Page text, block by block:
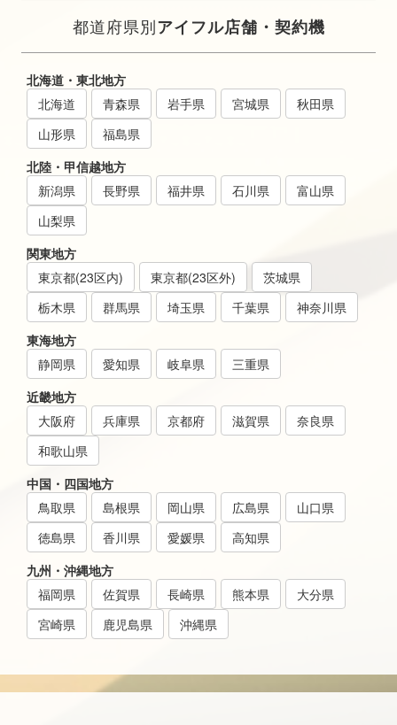
都道府県別アイフル店舗・契約機
北海道・東北地方
北海道
青森県 岩手県 宮城県
秋田県
山形県
福島県
北陸・甲信越地方
新潟県
長野県 福井県 石川県
富山県
山梨県
関東地方
東京都(23区内)
東京都(23区外)
茨城県
栃木県
群馬県 埼玉県 千葉県
神奈川県
東海地方
静岡県
愛知県 岐阜県
三重県
近畿地方
大阪府
兵庫県 京都府 滋賀県
奈良県
和歌山県
中国・四国地方
鳥取県
島根県 岡山県 広島県
山口県
徳島県
香川県 愛媛県
高知県
九州・沖縄地方
福岡県
佐賀県 長崎県 熊本県
大分県
宮崎県
鹿児島県 沖縄県